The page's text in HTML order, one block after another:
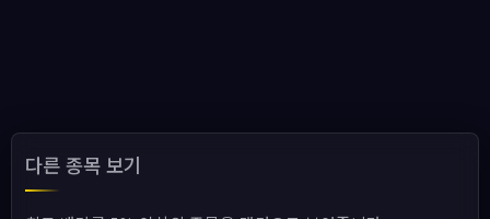
다른 종목 보기